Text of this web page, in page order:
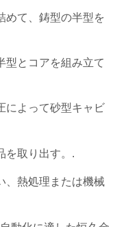
めて、鋳型の半型を
型とコアを組み立て
によって砂型キャビ
を取り出す。.
、熱処理または機械